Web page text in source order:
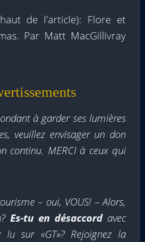
de l'article): Flore et
Par Matt MacGillivray
à garder ses lumières
veuillez envisager un don
continu. MERCI à ceux qui
– oui, VOUS! – Alors,
Es-tu en désaccord avec
sur «GT»? Rejoignez la